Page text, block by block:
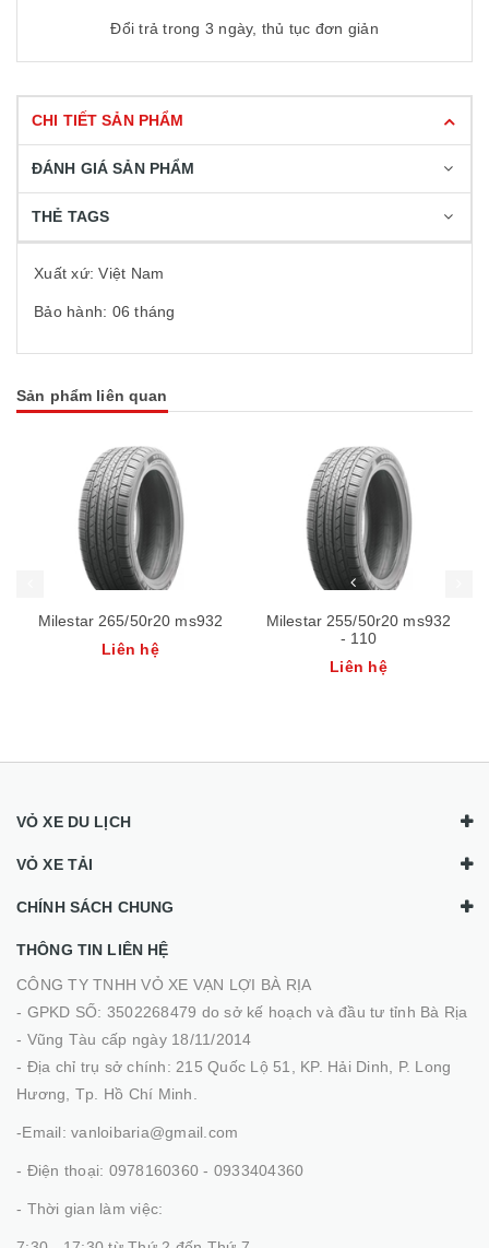
Đổi trả trong 3 ngày, thủ tục đơn giản
CHI TIẾT SẢN PHẨM
ĐÁNH GIÁ SẢN PHẨM
THẺ TAGS
Xuất xứ: Việt Nam
Bảo hành: 06 tháng
Sản phẩm liên quan
Milestar 265/50r20 ms932
Liên hệ
Milestar 255/50r20 ms932
- 110
Liên hệ
VỎ XE DU LỊCH
VỎ XE TẢI
CHÍNH SÁCH CHUNG
THÔNG TIN LIÊN HỆ
CÔNG TY TNHH VỎ XE VẠN LỢI BÀ RỊA
- GPKD SỐ: 3502268479 do sở kế hoạch và đầu tư tỉnh Bà Rịa
- Vũng Tàu cấp ngày 18/11/2014
- Địa chỉ trụ sở chính: 215 Quốc Lộ 51, KP. Hải Dinh, P. Long
Hương, Tp. Hồ Chí Minh.
-Email: vanloibaria@gmail.com
- Điện thoại: 0978160360 - 0933404360
- Thời gian làm việc: